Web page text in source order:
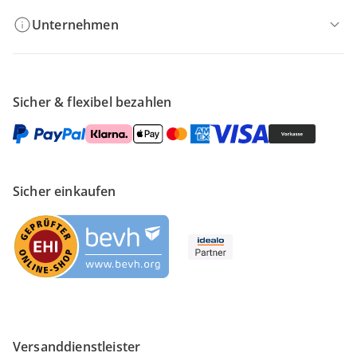
Unternehmen
Sicher & flexibel bezahlen
Sicher einkaufen
Versanddienstleister